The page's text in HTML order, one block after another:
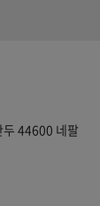
44600 네팔